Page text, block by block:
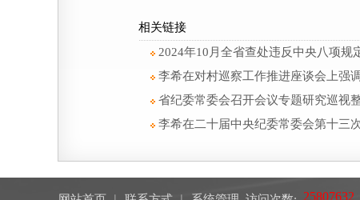
相关链接
2024年10月全省查处违反中央八项规
李希在对村巡察工作推进座谈会上
省纪委常委会召开会议专题研究巡视
李希在二十届中央纪委常委会第十